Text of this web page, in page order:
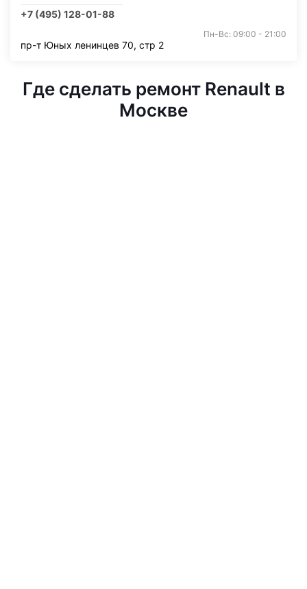
+7 (495) 128-01-88
Пн-Вс: 09:00 - 21:00
пр-т Юных ленинцев 70, стр 2
Где сделать ремонт Renault в
Москве